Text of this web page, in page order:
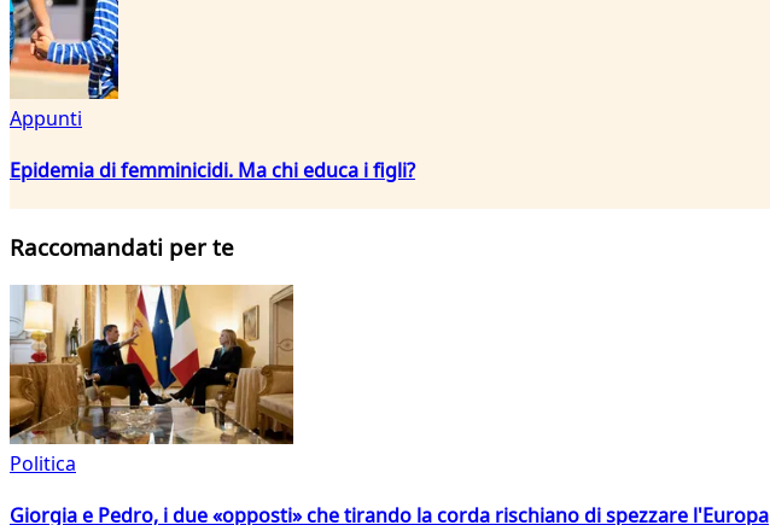
Appunti
Epidemia di femminicidi. Ma chi educa i figli?
Raccomandati per te
Politica
Giorgia e Pedro, i due «opposti» che tirando la corda rischiano di spezzare l'Europa